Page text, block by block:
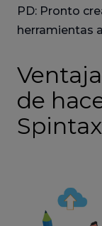
PD: Pronto
herramientas
de
Spintax